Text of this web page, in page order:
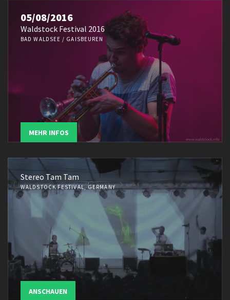
05/08/2016
Waldstock Festival 2016
BAD WALDSEE / GAISBEUREN
MEHR INFOS
Stereo Tam Tam
WALDSTOCK FESTIVAL, GERMANY
ANSCHAUEN